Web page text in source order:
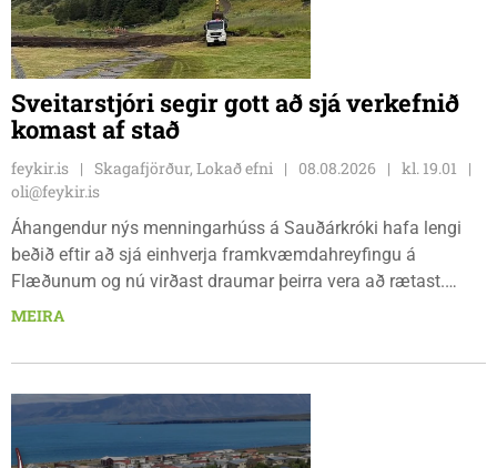
Sveitarstjóri segir gott að sjá verkefnið
komast af stað
feykir.is Skagafjörður, Lokað efni 08.08.2026
kl. 19.01
oli@feykir.is
Áhangendur nýs menningarhúss á Sauðárkróki hafa lengi
beðið eftir að sjá einhverja framkvæmdahreyfingu á
Flæðunum og nú virðast draumar þeirra vera að rætast.
Þórður Hansen mætti með tæki og tól og hóf
og sagði Magnús Barðdal sveitarstjóri það vera virkilega
þegar Feykir spurði hann út í málið.
MEIRA